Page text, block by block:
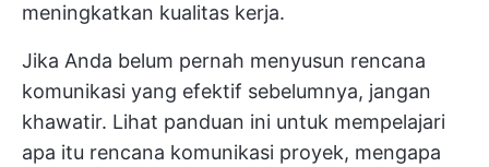
meningkatkan kualitas kerja.
Jika Anda belum pernah menyusun rencana
komunikasi yang efektif sebelumnya, jangan
khawatir. Lihat panduan ini untuk mempelajari
apa itu rencana komunikasi proyek, mengapa